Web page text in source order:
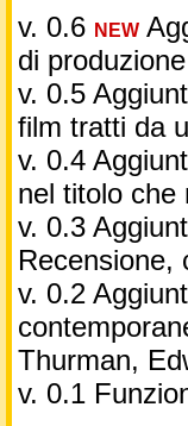
v. 0.6 NEW
di
v. 0.5
film tratti da
v. 0.4
nel titolo che
v. 0.3
Recensione,
v. 0.2
Thurman,
v. 0.1